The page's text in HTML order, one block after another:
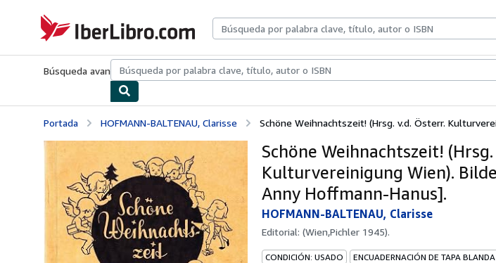
IberLibro.com
Búsqueda avanzadaColecciones Libros antiguosArte y coleccionismo
Portada HOFMANN-BALTENAU, Clarisse Schöne Weihnachtszeit! (Hrsg. v.d. Österr.
Schöne Weihnachtszeit!
Kulturvereinigung Wien).
Anny Hoffmann-Hanus].
HOFMANN-BALTENAU, Clarisse
Editorial: (Wien,Pichler 1945).
CONDICIÓN: USADO ENCUADERNACIÓN DE TAPA BLANDA